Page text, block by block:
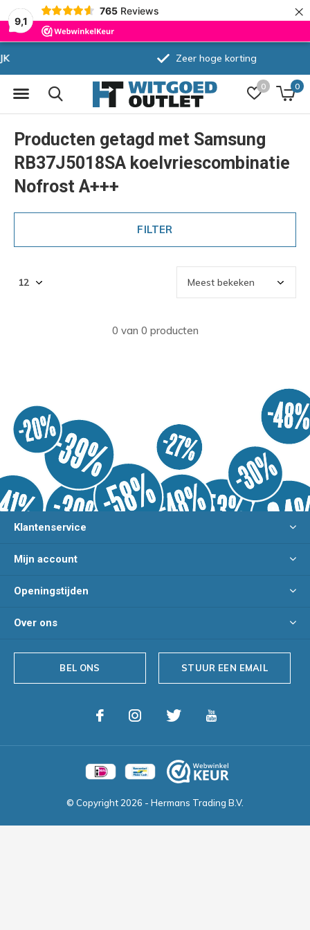
9,1
765 Reviews ×
0 0
Zeer hoge korting
Producten getagd met Samsung
RB37J5018SA koelvriescombinatie
Nofrost A+++
FILTER
0 van 0 producten
Klantenservice
Mijn account
Openingstijden
Over ons
BEL ONS STUUR EEN EMAIL
© Copyright 2026 - Hermans Trading B.V.